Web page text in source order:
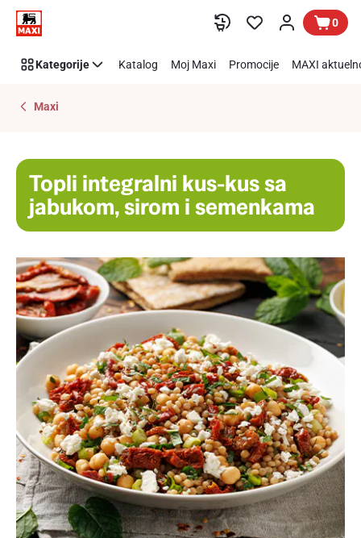
Preskoči link 0
Kategorije Katalog Moj Maxi Promocije MAXI
Maxi
Topli integralni kus-kus sa
jabukom, sirom i semenkama